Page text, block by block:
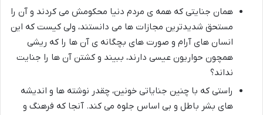
همان جنایتی که همه ی مردم دنیا محکومش می کردند و آن را
مستحق شدیدترین مجازات ها می دانستند، ولی کیست که این
انسان های آرام و صورت های بچگانه ی آن ها را که ریشی
همچون حواریون عیسی دارند، ببیند و کشتن آن ها را جنایت
نداند؟
راستی که با چنین جنایاتی خونین، چقدر نوشته ها و اندیشه
های بشر باطل و بی اساس جلوه می کند. آنجا که فرهنگ و